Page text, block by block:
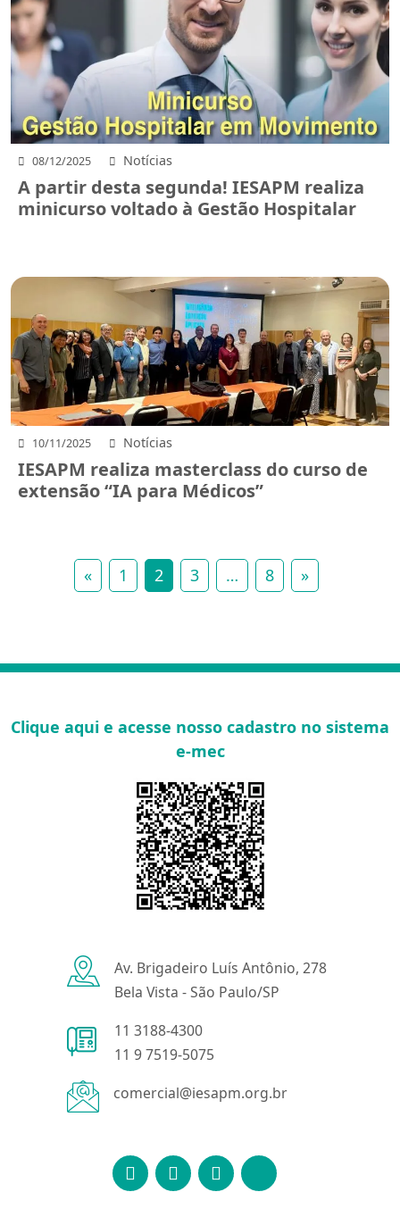
08/12/2025 Notícias
A partir desta segunda! IESAPM realiza
minicurso voltado à Gestão Hospitalar
10/11/2025 Notícias
IESAPM realiza masterclass do curso de
extensão “IA para Médicos”
« 1 2 3 … 8 »
Clique aqui e acesse nosso cadastro no sistema
e-mec
Av. Brigadeiro Luís Antônio, 278
Bela Vista - São Paulo/SP
11 3188-4300
11 9 7519-5075
comercial@iesapm.org.br